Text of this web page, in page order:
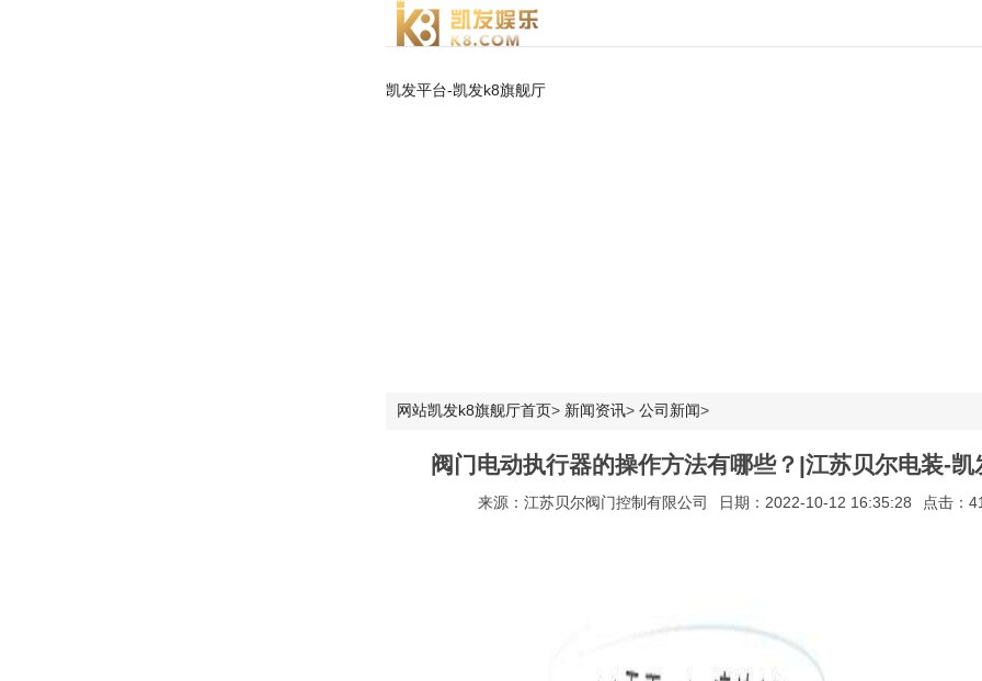
凯发平台-凯发k8旗舰厅
网站凯发k8旗舰厅首页> 新闻资讯> 公司新闻>
阀门电动执行器的操作方法有哪些？|江苏贝尔电装-凯
来源：江苏贝尔阀门控制有限公司 日期：2022-10-12 16:35:28 点击：